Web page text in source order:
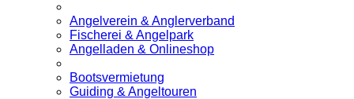
Angelverein & Anglerverband
Fischerei & Angelpark
Angelladen & Onlineshop
Bootsvermietung
Guiding & Angeltouren